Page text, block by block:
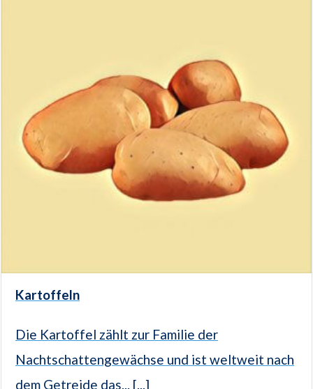
Kartoffeln
Die Kartoffel zählt zur Familie der
Nachtschattengewächse und ist weltweit nach
dem Getreide das... [...]